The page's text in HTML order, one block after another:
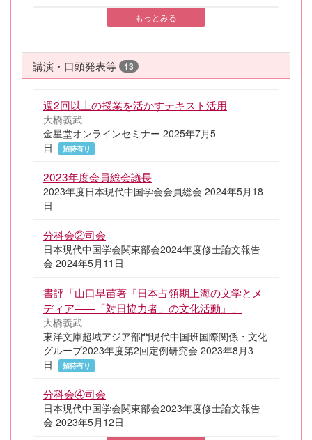
もっとみる
講演・口頭発表等 13
週2回以上の授業を活かすテキスト活用
大橋義武
金星堂オンラインセミナー 2025年7月5
日
招待有り
2023年度会員総会議長
2023年度日本現代中国学会会員総会 2024年5月18
日
分科会②司会
日本現代中国学会関東部会2024年度修士論文報告
会 2024年5月11日
書評「山口早苗著『日本占領期上海の文学とメ
ディア――「対日協力者」の文化活動』」
大橋義武
東洋文庫超域アジア部門現代中国班国際関係・文化
グループ2023年度第2回定例研究会 2023年8月3
日
招待有り
分科会④司会
日本現代中国学会関東部会2023年度修士論文報告
会 2023年5月12日